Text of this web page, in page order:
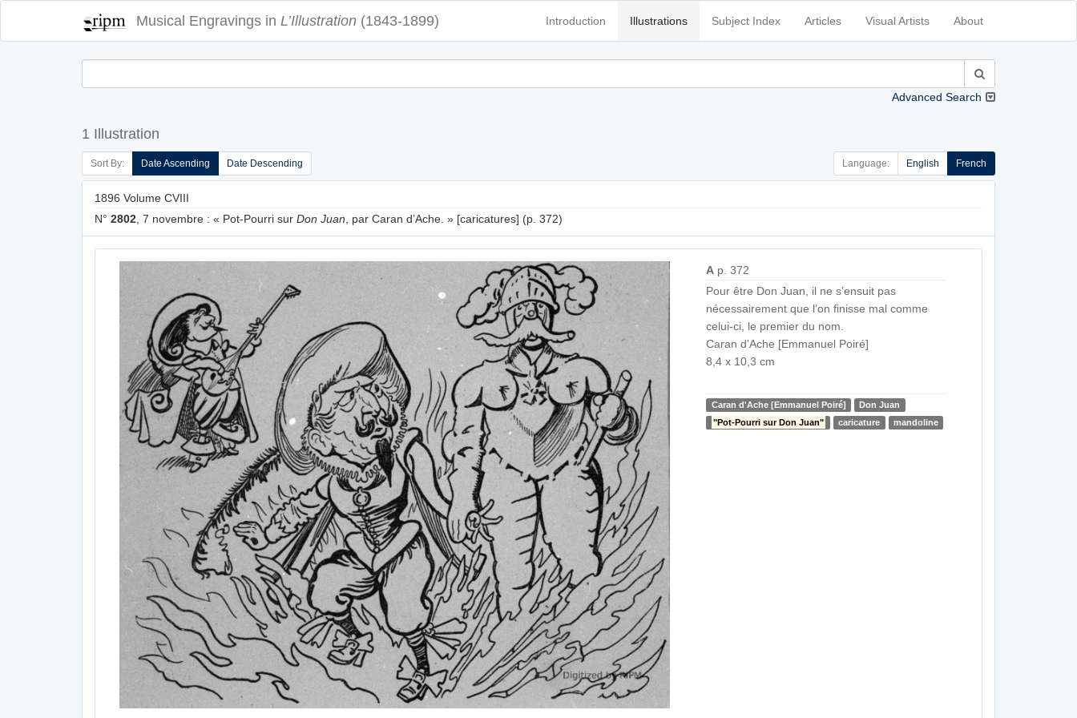
Musical Engravings in L’Illustration (1843-1899) Introduction Illustrations Subject Index Articles Visual Artists About
Advanced Search
1 Illustration
Sort By: Date Ascending Date Descending Language: English French
1896 Volume CVIII
N° 2802 , 7 novembre : « Pot-Pourri sur Don Juan , par Caran d’Ache. » [caricatures] (p. 372)
A p. 372
Pour être Don Juan, il ne s’ensuit pas
nécessairement que l’on finisse mal comme
celui-ci, le premier du nom.
Caran d'Ache [Emmanuel Poiré]
8,4 x 10,3 cm
Caran d'Ache [Emmanuel Poiré]
Don Juan
"Pot-Pourri sur Don Juan"
caricature mandoline